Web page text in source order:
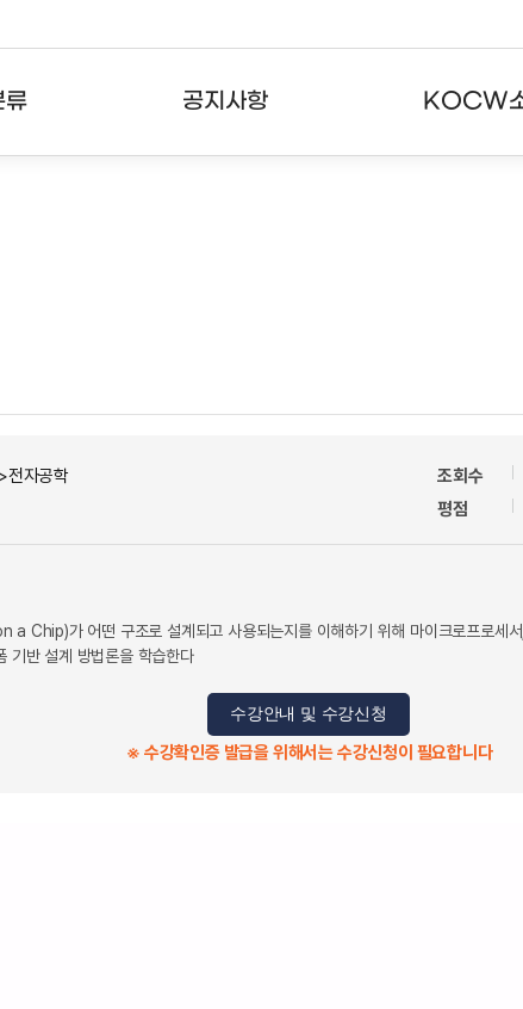
류 공지사항 KOCW
전자공학
조회수
평점
Chip)가 어떤 구조로 설계되고 사용되는지를 이해하기 위해 마이크로프로세
기반 설계 방법론을 학습한다
수강안내 및 수강신청
※ 수강확인증 발급을 위해서는 수강신청이 필요합니다